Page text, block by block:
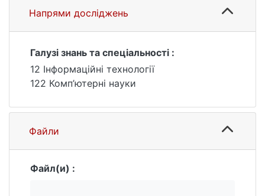
багатопотоковому програмуванні.
Розроблено багатопотоковий алокатор без
користувацьких програмах дл ярозподілу
пам’яті. Проведено порівняльний аналіз
ефективності розробленого алокатора з
сучасними комерційними алокаторами.
Напрями досліджень
Галузі знань та спеціальності :
12 Інформаційні технології
122 Комп’ютерні науки
Файли
Файл(и) :